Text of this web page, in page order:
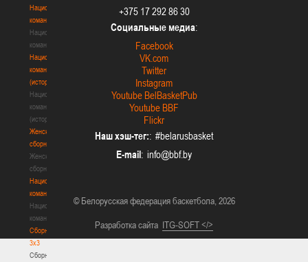
Национальная
команда
Национальная
команда
Национальная
команда
(история)
Национальная
команда
(история)
Женские
сборные
Женские
сборные
Национальная
команда
Национальная
команда
Сборные
3х3
Сборные
+375 17 292 86 30
Социальные медиа:
Facebook
VK.com
Twitter
Instagram
Youtube BelBasketPub
Youtube BBF
Flickr
Наш хэш-тег:: #belarusbasket
E-mail:
© Белорусская федерация баскетбола, 2026
Разработка сайта ITG-SOFT </>